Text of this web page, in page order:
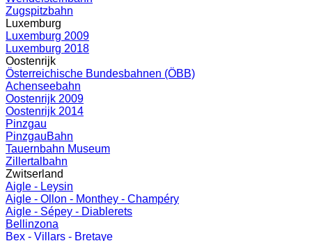
Zugspitzbahn
Luxemburg
Luxemburg 2009
Luxemburg 2018
Oostenrijk
Österreichische Bundesbahnen (ÖBB)
Achenseebahn
Oostenrijk 2009
Oostenrijk 2014
Pinzgau
PinzgauBahn
Tauernbahn Museum
Zillertalbahn
Zwitserland
Aigle - Leysin
Aigle - Ollon - Monthey - Champéry
Aigle - Sépey - Diablerets
Bellinzona
Bex - Villars - Bretaye